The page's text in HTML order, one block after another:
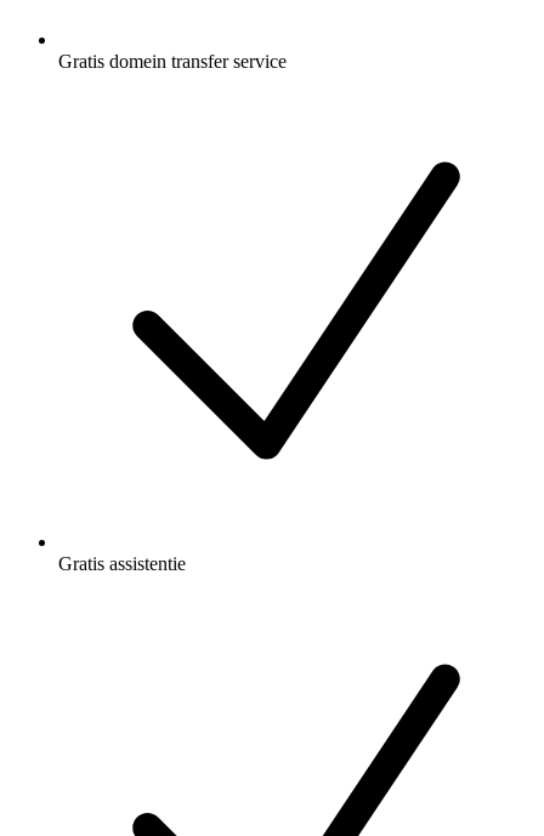
Gratis domein transfer service
Gratis assistentie